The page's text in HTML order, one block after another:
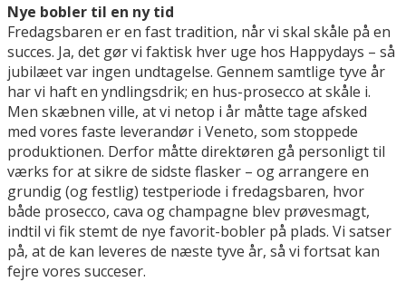
Nye bobler til en ny tid
Fredagsbaren er en fast tradition, når vi skal skåle på en
succes. Ja, det gør vi faktisk hver uge hos Happydays – så
jubilæet var ingen undtagelse. Gennem samtlige tyve år
har vi haft en yndlingsdrik; en hus-prosecco at skåle i.
Men skæbnen ville, at vi netop i år måtte tage afsked
med vores faste leverandør i Veneto, som stoppede
produktionen. Derfor måtte direktøren gå personligt til
værks for at sikre de sidste flasker – og arrangere en
grundig (og festlig) testperiode i fredagsbaren, hvor
både prosecco, cava og champagne blev prøvesmagt,
indtil vi fik stemt de nye favorit-bobler på plads. Vi satser
på, at de kan leveres de næste tyve år, så vi fortsat kan
fejre vores succeser.